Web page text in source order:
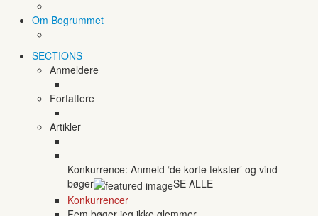
Om Bogrummet
SECTIONS
Anmeldere
Forfattere
Artikler
Konkurrence: Anmeld ‘de korte tekster’ og vind
bøger
SE ALLE
Konkurrencer